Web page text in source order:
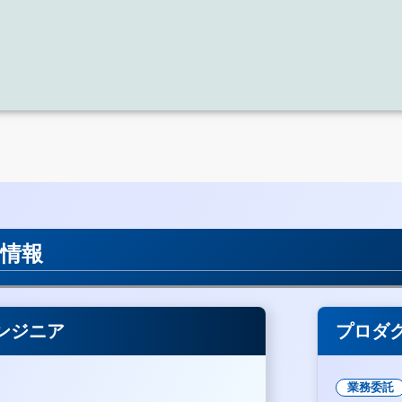
報
ジニア プロダ
業務委託